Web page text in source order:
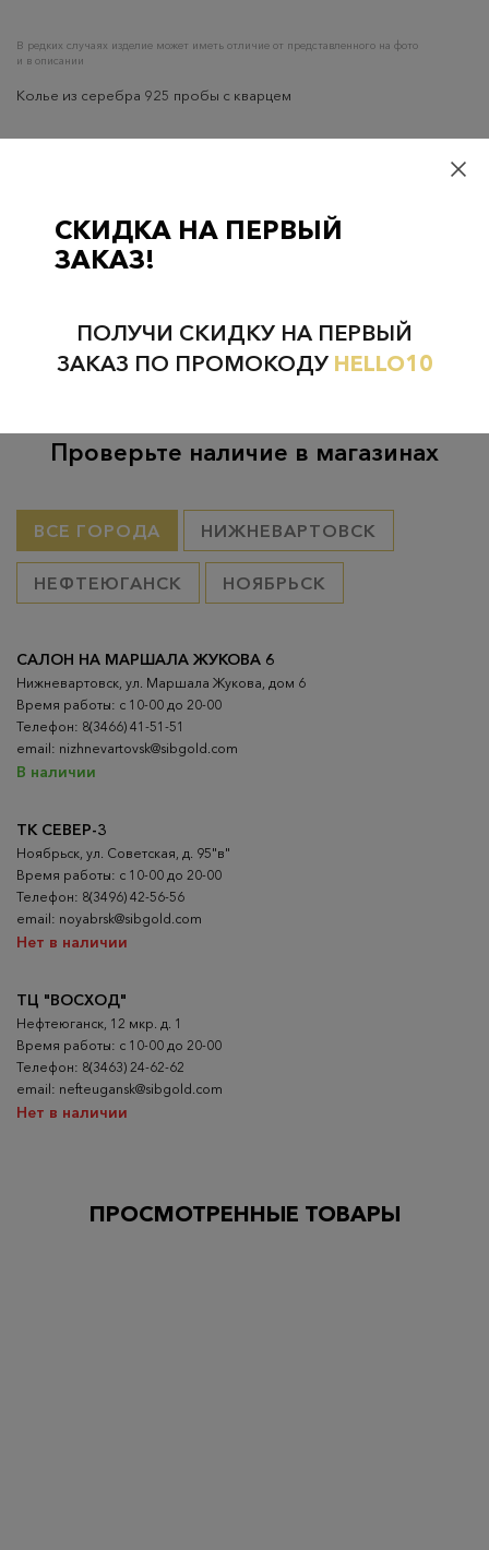
В редких случаях изделие может иметь отличие от представленного на фото
и в описании
Колье из серебра 925 пробы с кварцем
Самовывоз из пунктов выдачи CDEK– бесплатно если товар
оплачен, в остальных случаях 300 руб.
Проверьте наличие в магазинах
ВСЕ ГОРОДА НИЖНЕВАРТОВСК
НЕФТЕЮГАНСК НОЯБРЬСК
ТК СЕВЕР-3
Ноябрьск, ул. Советская, д. 95"в"
Время работы: с 10-00 до 20-00
Телефон: 8(3496) 42-56-56
email: noyabrsk@sibgold.com
Нет в наличии
ТЦ "ВОСХОД"
Нефтеюганск, 12 мкр. д. 1
Время работы: с 10-00 до 20-00
Телефон: 8(3463) 24-62-62
email: nefteugansk@sibgold.com
Нет в наличии
САЛОН НА МАРШАЛА ЖУКОВА 6
Нижневартовск, ул. Маршала Жукова, дом 6
Время работы: с 10-00 до 20-00
Телефон: 8(3466) 41-51-51
email: nizhnevartovsk@sibgold.com
В наличии
ПРОСМОТРЕННЫЕ ТОВАРЫ
СКИДКА НА ПЕРВЫЙ
ЗАКАЗ!
ПОЛУЧИ СКИДКУ НА ПЕРВЫЙ
ЗАКАЗ ПО ПРОМОКОДУ HELLO10